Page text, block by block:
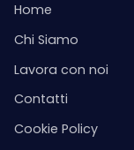
Home
Chi Siamo
Lavora con noi
Contatti
Cookie Policy